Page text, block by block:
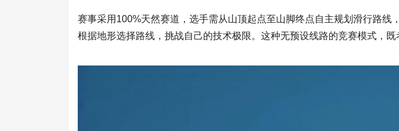
赛事采用100%天然赛道，选手需从山顶起点至山脚终点自主规划滑行路
根据地形选择路线，挑战自己的技术极限。这种无预设线路的竞赛模式，